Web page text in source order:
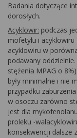
Badania dotyczące
dorosłych.
Acyklowir: podczas
mofetylu i
acyklowiru w
podawany
stężenia MPAG o
były minimalne i nie
przypadku
w osoczu zarówno
jest dla
proleku -
konsekwencji dalsze